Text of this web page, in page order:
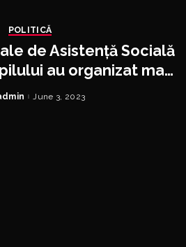
POLITICĂ
de Asistență Socială
au organizat mai
dedicate copiilor
June 3, 2023